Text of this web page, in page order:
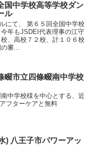
国中学校高等学校ダン
ル
にて、 第６５回全国中学校
年もJSDEI代表理事の江守
、高校７２校、計１０６校
審...
畷市立四條畷南中学校
中学校様を中心とする、近
フターケアと無料
) 八王子市パワーアッ